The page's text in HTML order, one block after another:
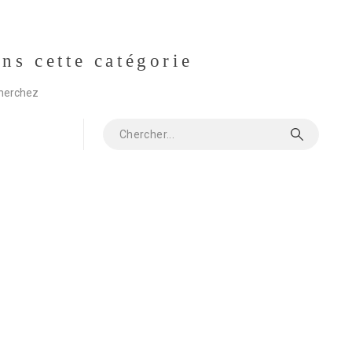
cette catégorie